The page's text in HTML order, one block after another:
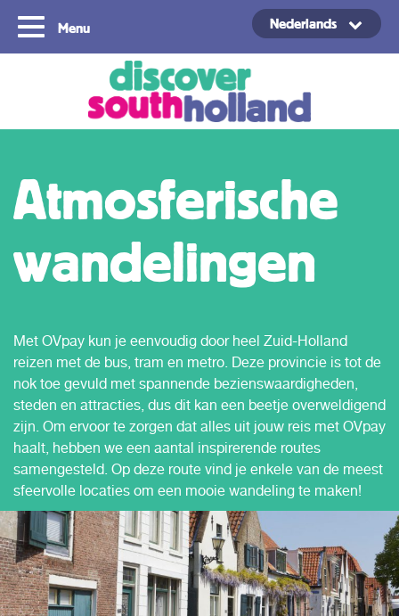
Menu
Copyright ©2024
Nederlands
Atmosferische
wandelingen
Met OVpay kun je eenvoudig door heel Zuid-Holland
reizen met de bus, tram en metro. Deze provincie is tot de
nok toe gevuld met spannende bezienswaardigheden,
steden en attracties, dus dit kan een beetje overweldigend
zijn. Om ervoor te zorgen dat alles uit jouw reis met OVpay
haalt, hebben we een aantal inspirerende routes
samengesteld. Op deze route vind je enkele van de meest
sfeervolle locaties om een mooie wandeling te maken!